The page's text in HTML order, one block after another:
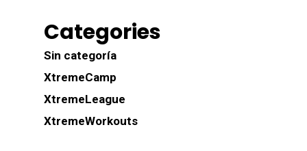
Categories
Sin categoría
XtremeCamp
XtremeLeague
XtremeWorkouts